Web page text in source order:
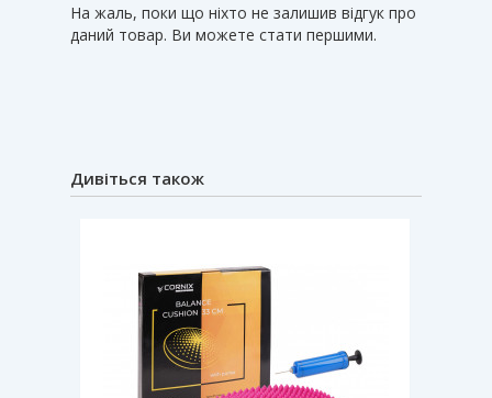
На жаль, поки що ніхто не залишив відгук про
даний товар. Ви можете стати першими.
Дивіться також